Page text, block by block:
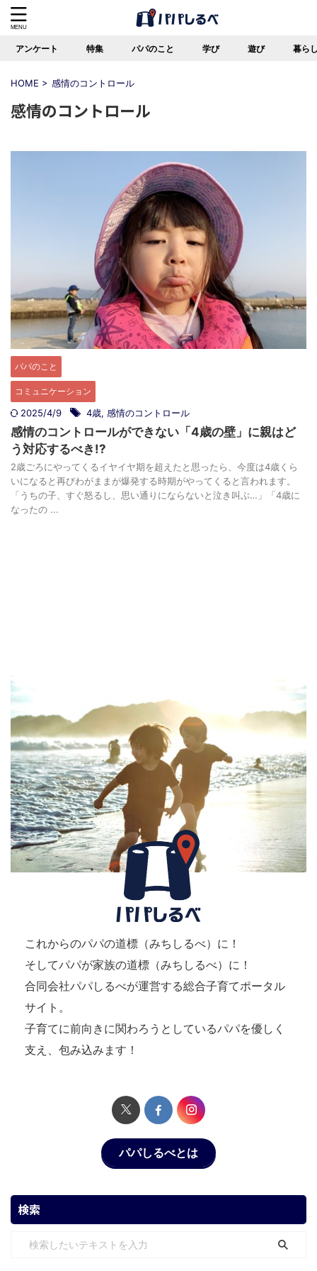
アンケート 特集 パパのこと 学び 遊び 暮ら
HOME > 感情のコントロール
感情のコントロール
パパのこと
コミュニケーション
2025/4/9 4歳, 感情のコントロール
感情のコントロールができない「4歳の壁」に親はど
う対応するべき!?
2歳ごろにやってくるイヤイヤ期を超えたと思ったら、今度は4歳くら
いになると再びわがままが爆発する時期がやってくると言われます。
「うちの子、すぐ怒るし、思い通りにならないと泣き叫ぶ…」「4歳に
なったの ...
これからのパパの道標（みちしるべ）に！
そしてパパが家族の道標（みちしるべ）に！
合同会社パパしるべが運営する総合子育てポータル
サイト。
子育てに前向きに関わろうとしているパパを優しく
支え、包み込みます！
パパしるべとは
検索